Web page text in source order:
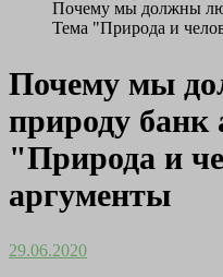
Почему мы должны
Тема "Природа и
Почему мы
природу банк
"Природа и
аргументы
29.06.2020